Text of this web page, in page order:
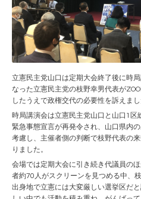
立憲民主党山口は定期大会終了後に時
なった立憲民主党の枝野幸男代表が
したうえで政権交代の必要性を訴えまし
時局講演会は立憲民主党山口と山口1
緊急事態宣言が再発令され、山口県内
考慮し、主催者側の判断で枝野代表の
りました。
会場では定期大会に引き続き代議員の
者約70人がスクリーンを見つめる中、
出身地で立憲には大変厳しい選挙区だ